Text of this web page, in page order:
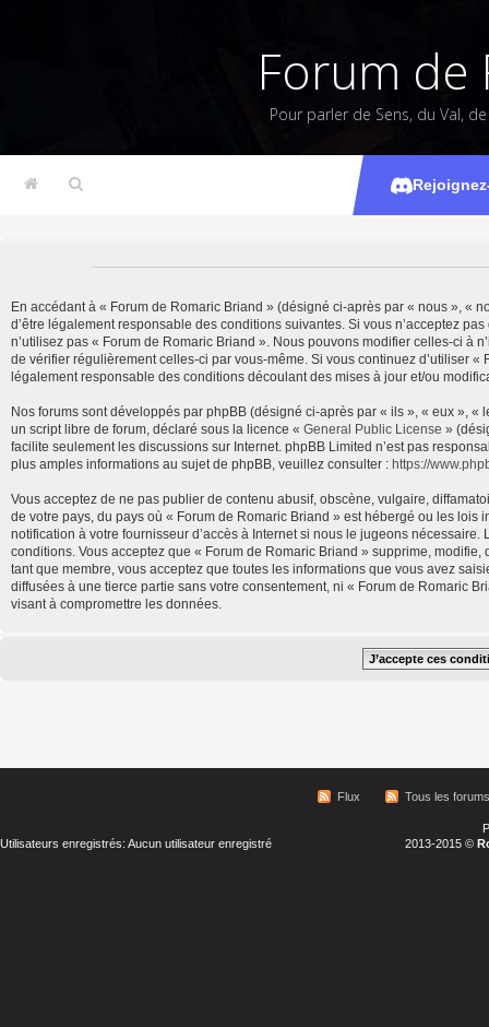
Forum de
Pour parler de Sens, du Val,
En accédant à « Forum de Romaric Briand » (désigné ci-après par « nous », «
d’être légalement responsable des conditions suivantes. Si vous n’acceptez
n’utilisez pas « Forum de Romaric Briand ». Nous pouvons modifier celles-ci à
de vérifier régulièrement celles-ci par vous-même. Si vous continuez d’utiliser
légalement responsable des conditions découlant des mises à jour et/ou
Nos forums sont développés par phpBB (désigné ci-après par « ils », « eux »,
un script libre de forum, déclaré sous la licence « General Public License »
facilite seulement les discussions sur Internet. phpBB Limited n’est pas
plus amples informations au sujet de phpBB, veuillez consulter : https://
Vous acceptez de ne pas publier de contenu abusif, obscène, vulgaire,
de votre pays, du pays où « Forum de Romaric Briand » est hébergé ou les
notification à votre fournisseur d’accès à Internet si nous le jugeons
conditions. Vous acceptez que « Forum de Romaric Briand » supprime,
tant que membre, vous acceptez que toutes les informations que vous avez
diffusées à une tierce partie sans votre consentement, ni « Forum de Romaric
visant à compromettre les données.
Flux Tous les forums
Utilisateurs enregistrés: Aucun utilisateur enregistré
2013-2015 ©